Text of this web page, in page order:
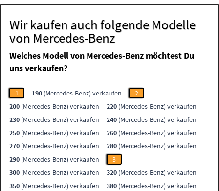
Wir kaufen auch folgende Modelle
von Mercedes-Benz
Welches Modell von Mercedes-Benz möchtest Du
uns verkaufen?
1 190 (Mercedes-Benz) verkaufen
2
200 (Mercedes-Benz) verkaufen 220 (Mercedes-Benz) verkaufen
230 (Mercedes-Benz) verkaufen 240 (Mercedes-Benz) verkaufen
250 (Mercedes-Benz) verkaufen 260 (Mercedes-Benz) verkaufen
270 (Mercedes-Benz) verkaufen 280 (Mercedes-Benz) verkaufen
290 (Mercedes-Benz) verkaufen
3
300 (Mercedes-Benz) verkaufen 320 (Mercedes-Benz) verkaufen
350 (Mercedes-Benz) verkaufen 380 (Mercedes-Benz) verkaufen